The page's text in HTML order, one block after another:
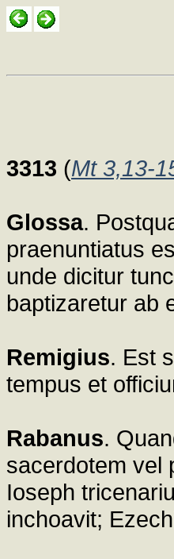
3313 (Mt 3,13-
Glossa.
praenuntiatus
unde dicitur
baptizaretur ab
Remigius. Est
tempus et
Rabanus.
sacerdotem vel
Ioseph
inchoavit;